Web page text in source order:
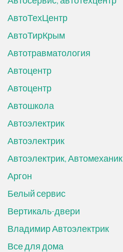
АвтоТехЦентр
АвтоТирКрым
Автотравматология
Автоцентр
Автоцентр
Автошкола
Автоэлектрик
Автоэлектрик
Автоэлектрик, Автомеханик
Аргон
Белый сервис
Вертикаль-двери
Владимир Автоэлектрик
Все для дома